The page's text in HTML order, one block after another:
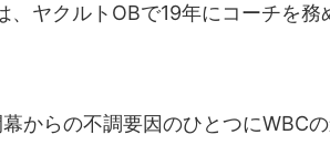
、ヤクルトOBで19年にコーチを
からの不調要因のひとつにWBC